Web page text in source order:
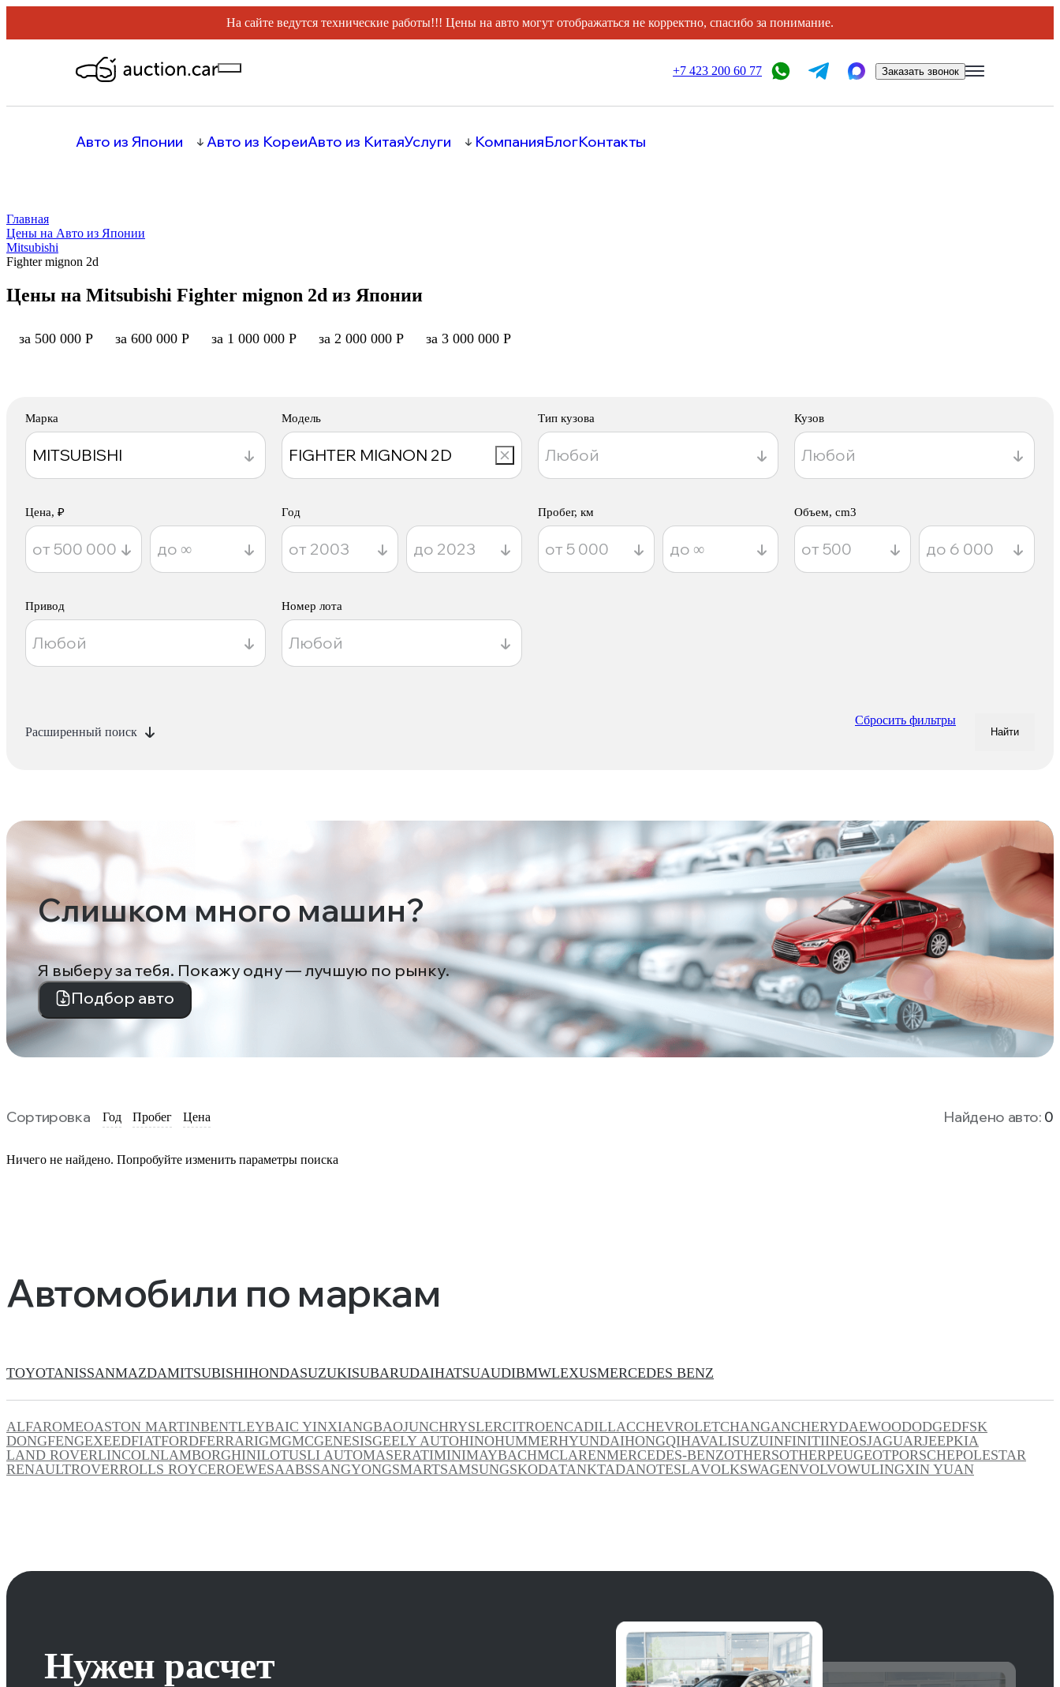
На сайте ведутся технические работы!!! Цены на авто могут отображаться не корректно, спасибо за понимание.
+7 423 200 60 77 Заказать звонок
Авто из Японии Авто из КореиАвто из КитаяУслуги КомпанияБлогКонтакты
Главная
Цены на Авто из Японии
Mitsubishi
Fighter mignon 2d
Цены на Mitsubishi Fighter mignon 2d из Японии
за 500 000 Р за 600 000 Р за 1 000 000 Р за 2 000 000 Р за 3 000 000 Р
Марка Модель Тип кузова Кузов
Цена, ₽ Год Пробег, км Объем, cm3
Привод Номер лота
Расширенный поиск
Сбросить фильтры
Найти
Слишком много машин?
Я выберу за тебя. Покажу одну — лучшую по рынку.
Подбор авто
Сортировка Год Пробег Цена Найдено авто: 0
Ничего не найдено. Попробуйте изменить параметры поиска
Автомобили по маркам
TOYOTANISSANMAZDAMITSUBISHIHONDASUZUKISUBARUDAIHATSUAUDIBMWLEXUSMERCEDES BENZ
ALFAROMEOASTON MARTINBENTLEYBAIC YINXIANGBAOJUNCHRYSLERCITROENCADILLACCHEVROLETCHANGANCHERYDAEWOODODGEDFSK
DONGFENGEXEEDFIATFORDFERRARIGMGMCGENESISGEELY AUTOHINOHUMMERHYUNDAIHONGQIHAVALISUZUINFINITIINEOSJAGUARJEEPKIA
LAND ROVERLINCOLNLAMBORGHINILOTUSLI AUTOMASERATIMINIMAYBACHMCLARENMERCEDES-BENZOTHERSOTHERPEUGEOTPORSCHEPOLESTAR
RENAULTROVERROLLS ROYCEROEWESAABSSANGYONGSMARTSAMSUNGSKODATANKTADANOTESLAVOLKSWAGENVOLVOWULINGXIN YUAN
Нужен расчет